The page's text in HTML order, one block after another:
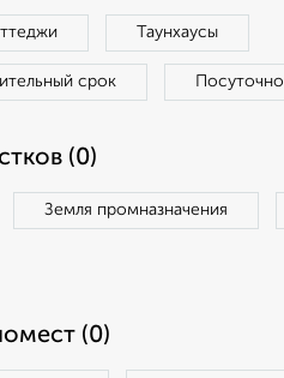
Таунхаусы
срок Посуточно
(0)
Земля промназначения
(0)